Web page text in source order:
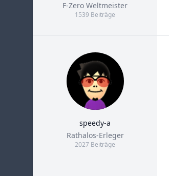
TitleF-Zero Weltmeister
1539 Beiträge
speedy-a
Rathalos-Erleger
2027 Beiträge